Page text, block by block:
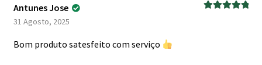
Antunes Jose
31 Agosto, 2025
Bom produto satesfeito com serviço